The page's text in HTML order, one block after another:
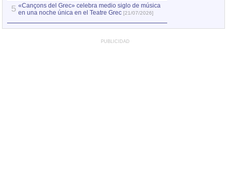
5 «Cançons del Grec» celebra medio siglo de música
en una noche única en el Teatre Grec [21/07/2026]
PUBLICIDAD